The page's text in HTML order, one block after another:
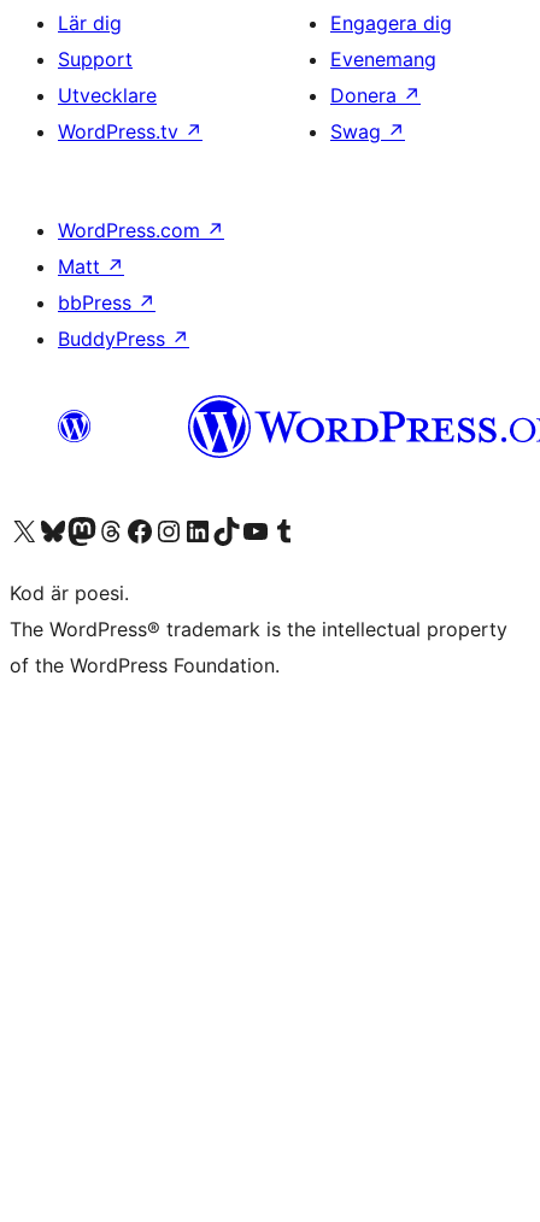
Lär dig
Support
Utvecklare
WordPress.tv ↗
Engagera dig
Evenemang
Donera ↗
Swag ↗
WordPress.com ↗
Matt ↗
bbPress ↗
BuddyPress ↗
Besök vår X-konto (f.d. Twitter)
Besök vårt Bluesky-konto
Besök vårt Mastodon-konto
Besök vårt Thread-konto
Besök vår Facebook-sidaBesök vårt Instagram-konto
Besök vårt LinkedIn-konto
Besök vårt TikTok-konto
Besök vår YouTube-kanalBesök vårt Tumblr-konto
Kod är poesi.
The WordPress® trademark is the intellectual property
of the WordPress Foundation.